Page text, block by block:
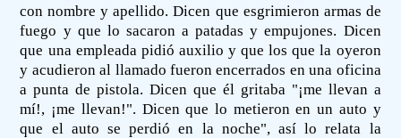
con nombre y apellido. Dicen que esgrimieron armas de
fuego y que lo sacaron a patadas y empujones. Dicen
que una empleada pidió auxilio y que los que la oyeron
y acudieron al llamado fueron encerrados en una oficina
a punta de pistola. Dicen que él gritaba "¡me llevan a
mí!, ¡me llevan!". Dicen que lo metieron en un auto y
que el auto se perdió en la noche", así lo relata la